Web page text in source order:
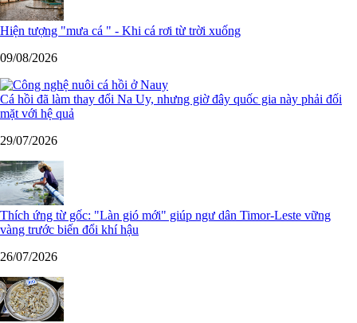
Hiện tượng "mưa cá " - Khi cá rơi từ trời xuống
09/08/2026
Cá hồi đã làm thay đổi Na Uy, nhưng giờ đây quốc gia này phải đối
mặt với hệ quả
29/07/2026
Thích ứng từ gốc: "Làn gió mới" giúp ngư dân Timor-Leste vững
vàng trước biến đổi khí hậu
26/07/2026